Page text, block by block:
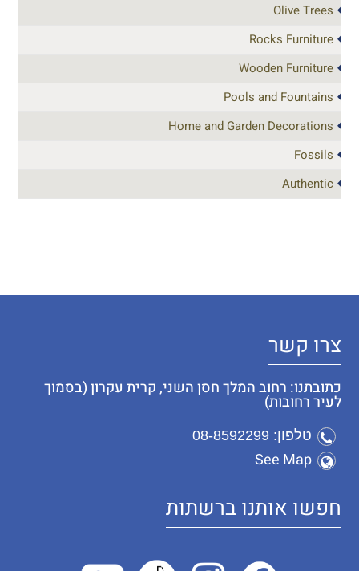
Olive Trees
Rocks Furniture
Wooden Furniture
Pools and Fountains
Home and Garden Decorations
Fossils
Authentic
צרו קשר
כתובתנו: רחוב המלך חסן השני, קרית עקרון (בסמוך
לעיר רחובות)
טלפון: 08-8592299
See Map
חפשו אותנו ברשתות